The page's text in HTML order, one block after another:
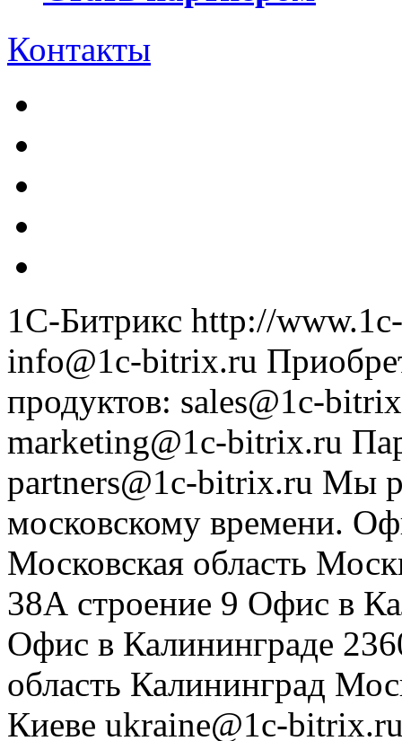
Контакты
1С-Битрикс http://
info@1c-bitrix.ru
продуктов: sales@1c-
marketing@1c-bitrix.ru
partners@1c-bitrix.ru Мы
московскому времени.
Московская область
38А строение 9 Офис в
Офис в Калининграде
область Калининград
Киеве ukraine@1c-